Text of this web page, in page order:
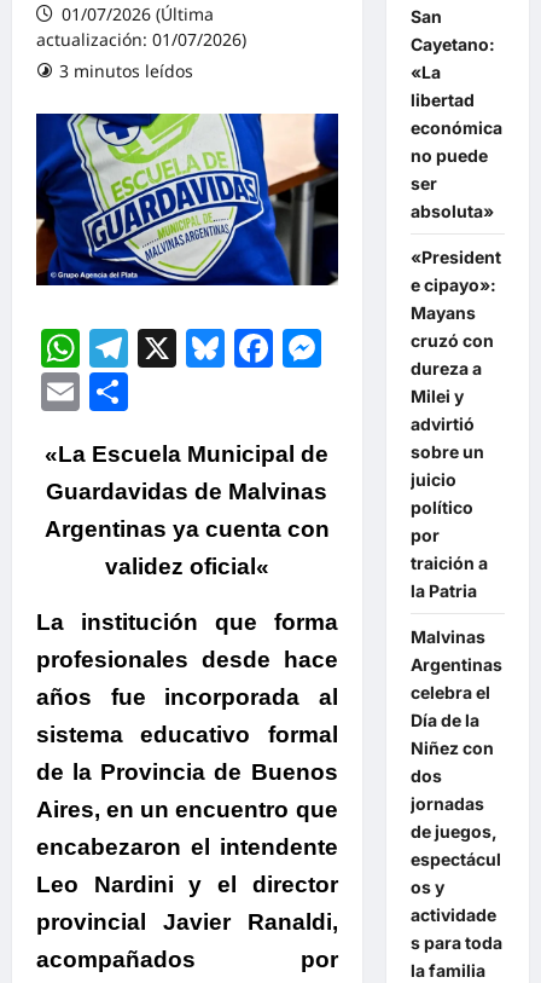
01/07/2026 (Última
actualización: 01/07/2026)
3 minutos leídos
WhatsApp
Telegram
X Bluesky
Facebook
Messenger
Email
«La Escuela Municipal de
Guardavidas de Malvinas
Argentinas ya cuenta con
validez oficial «
La institución que forma
profesionales desde hace
años fue incorporada al
sistema educativo formal
de la Provincia de Buenos
Aires, en un encuentro que
encabezaron el intendente
Leo Nardini y el director
provincial Javier Ranaldi,
acompañados por
San
Cayetano:
«La
libertad
económica
no puede
ser
absoluta»
«President
e cipayo»:
Mayans
cruzó con
dureza a
Milei y
advirtió
sobre un
juicio
político
por
traición a
la Patria
Malvinas
Argentinas
celebra el
Día de la
Niñez con
dos
jornadas
de juegos,
espectácul
os y
actividade
s para toda
la familia